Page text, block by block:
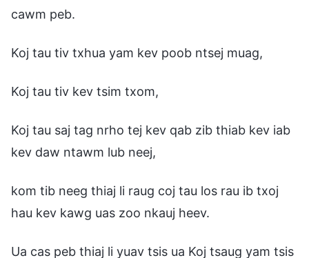
cawm peb.
Koj tau tiv txhua yam kev poob ntsej muag,
Koj tau tiv kev tsim txom,
Koj tau saj tag nrho tej kev qab zib thiab kev iab
kev daw ntawm lub neej,
kom tib neeg thiaj li raug coj tau los rau ib txoj
hau kev kawg uas zoo nkauj heev.
Ua cas peb thiaj li yuav tsis ua Koj tsaug yam tsis